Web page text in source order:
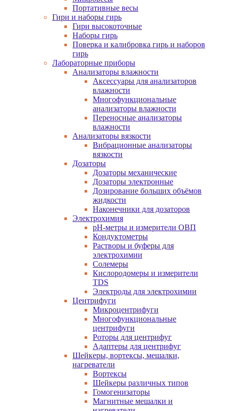
Портативные весы
Гири и наборы гирь
Гири высокоточные
Наборы гирь
Поверка и калибровка гирь и наборов
гирь
Лабораторные приборы
Анализаторы влажности
Аксессуары для анализаторов
влажности
Многофункциональные
анализаторы влажности
Переносные анализаторы
влажности
Анализаторы вязкости
Вибрационные анализаторы
вязкости
Дозаторы
Дозаторы механические
Дозаторы электронные
Дозирование больших объёмов
жидкости
Наконечники для дозаторов
Электрохимия
pH-метры и измерители ОВП
Кондуктометры
Растворы и буферы для
электрохимии
Солемеры
Кислородомеры и измерители
TDS
Электроды для электрохимии
Центрифуги
Микроцентрифуги
Многофункциональные
центрифуги
Роторы для центрифуг
Адаптеры для центрифуг
Шейкеры, вортексы, мешалки,
нагреватели
Вортексы
Шейкеры различных типов
Гомогенизаторы
Магнитные мешалки и